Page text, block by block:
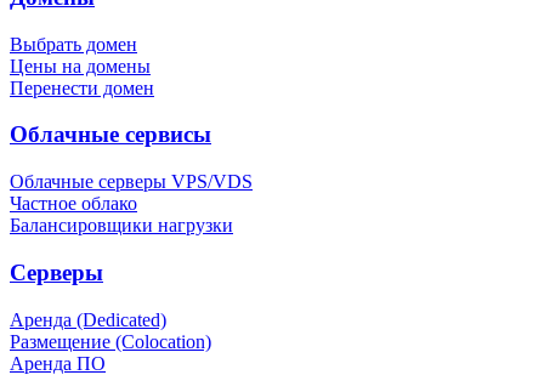
Выбрать домен
Цены на домены
Перенести домен
Облачные сервисы
Облачные серверы VPS/VDS
Частное облако
Балансировщики нагрузки
Серверы
Аренда (Dedicated)
Размещение (Colocation)
Аренда ПО